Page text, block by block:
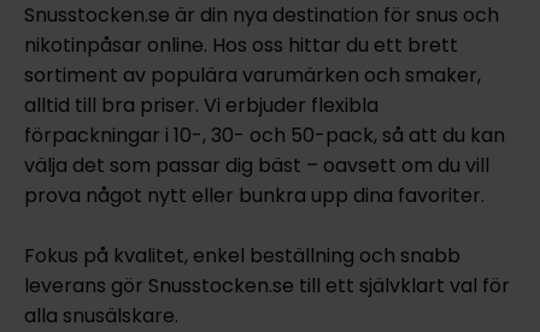
Snusstocken.se är din nya destination för snus och
nikotinpåsar online. Hos oss hittar du ett brett
sortiment av populära varumärken och smaker,
alltid till bra priser. Vi erbjuder flexibla
förpackningar i 10-, 30- och 50-pack, så att du kan
välja det som passar dig bäst – oavsett om du vill
prova något nytt eller bunkra upp dina favoriter.
Fokus på kvalitet, enkel beställning och snabb
leverans gör Snusstocken.se till ett självklart val för
alla snusälskare.